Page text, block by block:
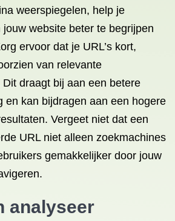
weerspiegelen, help je
website beter te begrijpen
ervoor dat je URL’s kort,
van relevante
draagt bij aan een betere
en kan bijdragen aan een hogere
Vergeet niet dat een
URL niet alleen zoekmachines
gemakkelijker door jouw
analyseer